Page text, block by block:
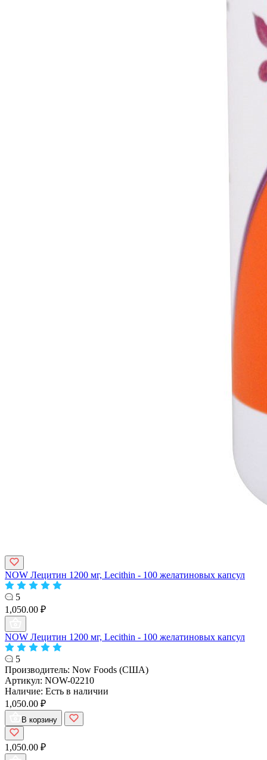
NOW Лецитин 1200 мг, Lecithin - 100 желатиновых капсул
5
1,050.00 ₽
NOW Лецитин 1200 мг, Lecithin - 100 желатиновых капсул
5
Производитель: Now Foods (США)
Артикул: NOW-02210
Наличие: Есть в наличии
1,050.00 ₽
В корзину
1,050.00 ₽